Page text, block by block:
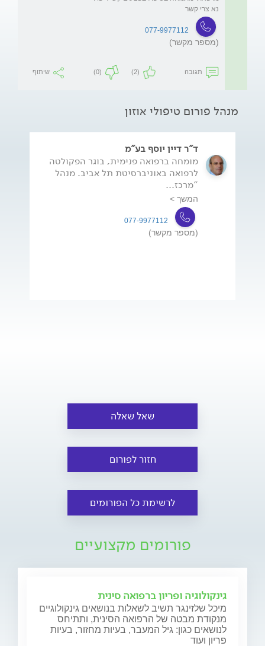
נא צרי קשר
077-9977112
(מספר מקשר)
תגובה (2)
(0) שיתוף
מנהל פורום טיפולי אוזון
ד"ר דיין יוסף בע"מ
מומחה ברפואה פנימית, בוגר הפקולטה
לרפואה באוניברסיטת תל אביב. מנהל
"מרכז...
המשך >
077-9977112
(מספר מקשר)
שאל שאלה
חזור לפורום
לרשימת כל הפורומים
פורומים מקצועיים
גינקולוגיה ופריון ברפואה סינית
מיכל שלזינגר תשיב לשאלות בנושאים גינקולוגיים
מנקודת מבטה של הרפואה הסינית, ותתיחס
לנושאים כגון: גיל המעבר, בעיות מחזור, בעיות
פריון ועוד